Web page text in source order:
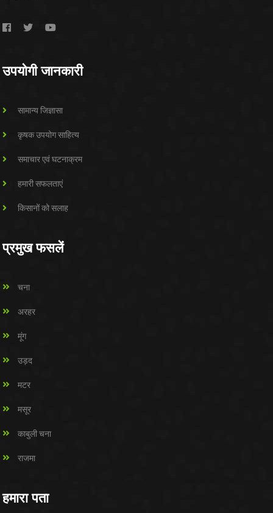
उपयोगी जानकारी
सामान्य जिज्ञासा
कृषक उपयोग साहित्य
समाचार एवं घटनाक्रम
हमारी सफलताएं
किसानों को सलाह
प्रमुख फसलें
चना
अरहर
मूंग
उड़द
मटर
मसूर
काबुली चना
राजमा
हमारा पता